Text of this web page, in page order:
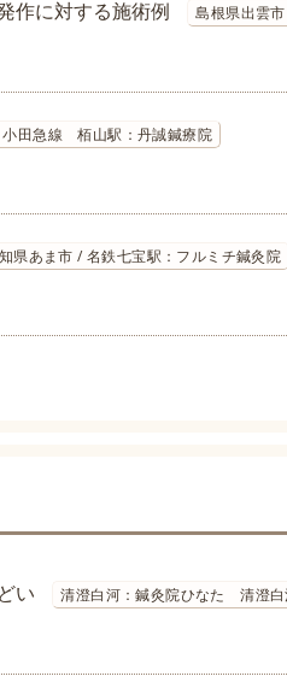
作に対する施術例 島根県出雲
小田急線 栢山駅：丹誠鍼療院
県あま市 / 名鉄七宝駅：フルミチ鍼灸院
い 清澄白河：鍼灸院ひなた 清澄白